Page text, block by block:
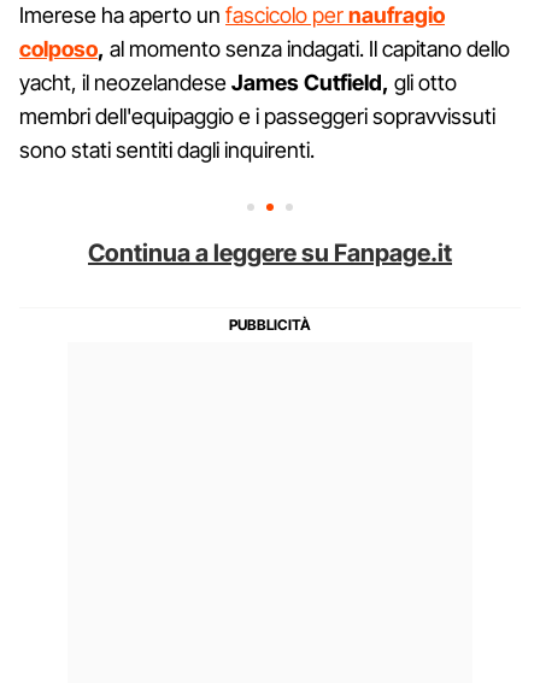
Imerese ha aperto un fascicolo pernaufragio
colposo, al momento senza indagati. Il capitano dello
yacht, il neozelandeseJames Cutfield, gli otto
membri dell'equipaggio e i passeggeri sopravvissuti
sono stati sentiti dagli inquirenti.
Continua a leggere su Fanpage.it